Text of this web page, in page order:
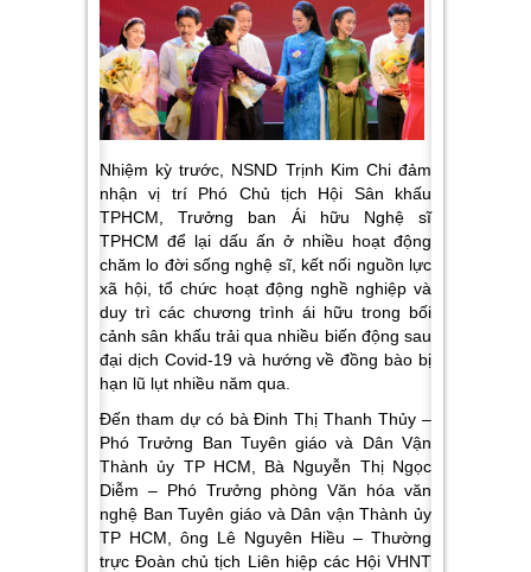
Nhiệm kỳ trước, NSND Trịnh Kim Chi đảm
nhận vị trí Phó Chủ tịch Hội Sân khấu
TPHCM, Trưởng ban Ái hữu Nghệ sĩ
TPHCM để lại dấu ấn ở nhiều hoạt động
chăm lo đời sống nghệ sĩ, kết nối nguồn lực
xã hội, tổ chức hoạt động nghề nghiệp và
duy trì các chương trình ái hữu trong bối
cảnh sân khấu trải qua nhiều biến động sau
đại dịch Covid-19 và hướng về đồng bào bị
hạn lũ lụt nhiều năm qua.
Đến tham dự có bà Đinh Thị Thanh Thủy –
Phó Trưởng Ban Tuyên giáo và Dân Vận
Thành ủy TP HCM, Bà Nguyễn Thị Ngọc
Diễm – Phó Trưởng phòng Văn hóa văn
nghệ Ban Tuyên giáo và Dân vận Thành ủy
TP HCM, ông Lê Nguyên Hiều – Thường
trực Đoàn chủ tịch Liên hiệp các Hội VHNT